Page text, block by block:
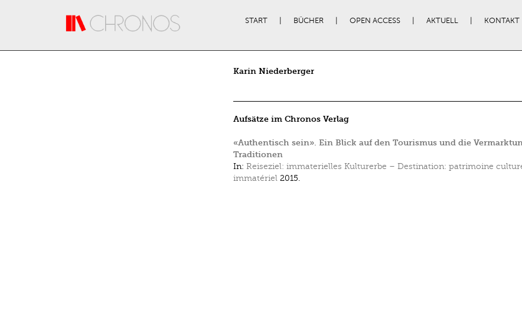
START BÜCHER OPEN ACCESS AKTUELL KONTAKT
Karin Niederberger
Aufsätze im Chronos Verlag
«Authentisch sein». Ein Blick auf den Tourismus und die
Traditionen
In: Reiseziel: immaterielles Kulturerbe – Destination: patrimoine
immatériel 2015.